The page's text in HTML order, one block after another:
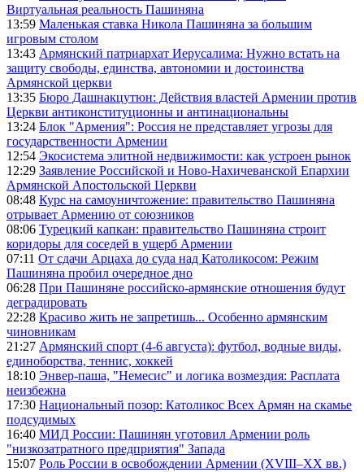
Виртуальная реальность Пашиняна
13:59 Маленькая ставка Никола Пашиняна за большим
игровым столом
13:43 Армянский патриархат Иерусалима: Нужно встать на
защиту свободы, единства, автономии и достоинства
Армянской церкви
13:35 Бюро Дашнакцутюн: Действия властей Армении против
Церкви антиконституционны и антинациональны
13:24 Блок "Армения": Россия не представляет угрозы для
государственности Армении
12:54 Экосистема элитной недвижимости: как устроен рынок
12:29 Заявление Российской и Ново-Нахичеванской Епархии
Армянской Апостольской Церкви
08:48 Курс на самоуничтожение: правительство Пашиняна
отрывает Армению от союзников
08:06 Турецкий капкан: правительство Пашиняна строит
коридоры для соседей в ущерб Армении
07:11 От сдачи Арцаха до суда над Католикосом: Режим
Пашиняна пробил очередное дно
06:28 При Пашиняне российско-армянские отношения будут
деградировать
22:28 Красиво жить не запретишь... Особенно армянским
чиновникам
21:27 Армянский спорт (4-6 августа): футбол, водные виды,
единоборства, теннис, хоккей
18:10 Энвер-паша, "Немесис" и логика возмездия: Расплата
неизбежна
17:30 Национальный позор: Католикос Всех Армян на скамье
подсудимых
16:40 МИД России: Пашинян уготовил Армении роль
"низкозатратного предприятия" Запада
15:07 Роль России в освобождении Армении (XVIII–XX вв.)